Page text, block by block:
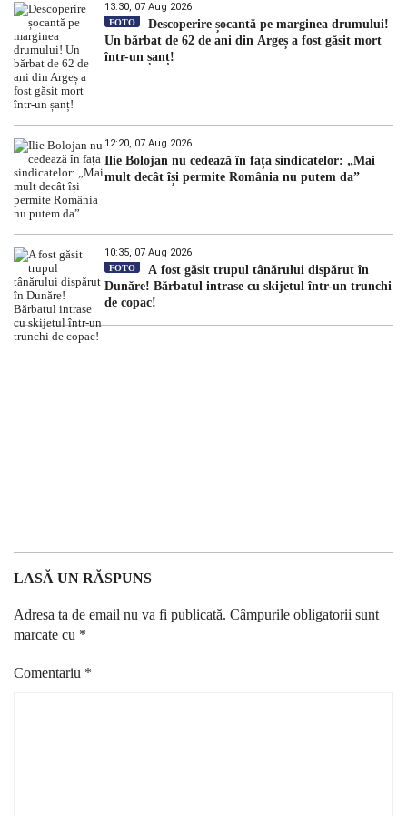
13:30, 07 Aug 2026
FOTO
Descoperire șocantă pe marginea drumului!
Un bărbat de 62 de ani din Argeș a fost găsit mort
într-un șanț!
12:20, 07 Aug 2026
Ilie Bolojan nu cedează în fața sindicatelor: „Mai
mult decât își permite România nu putem da”
10:35, 07 Aug 2026
FOTO
A fost găsit trupul tânărului dispărut în
Dunăre! Bărbatul intrase cu skijetul într-un trunchi
de copac!
LASĂ UN RĂSPUNS
Adresa ta de email nu va fi publicată. Câmpurile obligatorii sunt
marcate cu *
Comentariu *